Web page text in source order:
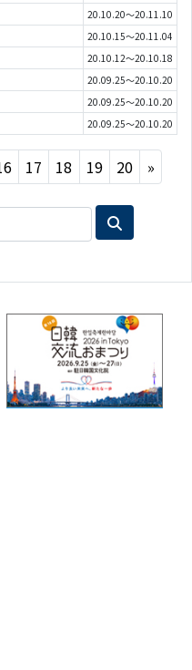
20.10.20～20.11.10
20.10.15～20.11.04
20.10.12～20.10.18
20.09.25～20.10.20
20.09.25～20.10.20
20.09.25～20.10.20
17 18 19 20 »Next